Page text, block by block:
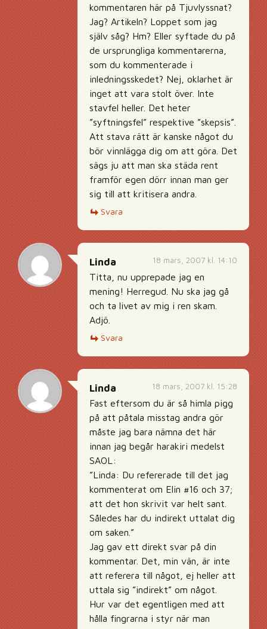
kommentaren här på Tjuvlyssnat?
Jag? Artikeln? Loppet som jag
själv såg? Hm? Eller syftade du på
de ursprungliga kommentarerna,
som du kommenterade i
inledningsskedet? Nej, oklarhet är
inget att vara stolt över. Inte
stavfel heller. Det heter
”syftningsfel” respektive ”skepsis”.
Att stava rätt är kanske något du
bör vinnlägga dig om att göra. Det
sägs ju att man ska städa rent
framför egen dörr innan man ger
sig till att kritisera andra.
Svara
18 mars, 2007 kl. 14:10
Linda
Titta, nu upprepade jag en
mening! Herregud. Nu ska jag gå
och ta livet av mig i ren skam.
Adjö.
Svara
18 mars, 2007 kl. 15:28
Linda
Fast eftersom du är så himla pigg
på att påtala misstag andra gör
måste jag bara nämna det här
innan jag begår harakiri medelst
SAOL:
”Linda: Du refererade till det jag
kommenterat om Elin #16 och 37;
att det hon skrivit var helt sant.
Således har du indirekt uttalat dig
om saken.”
Jag gav ett direkt svar på din
kommentar. Det, min vän, är inte
att referera till något, ej heller att
uttala sig ”indirekt” om något.
Hur var det egentligen med att
hålla fingrarna i styr när man